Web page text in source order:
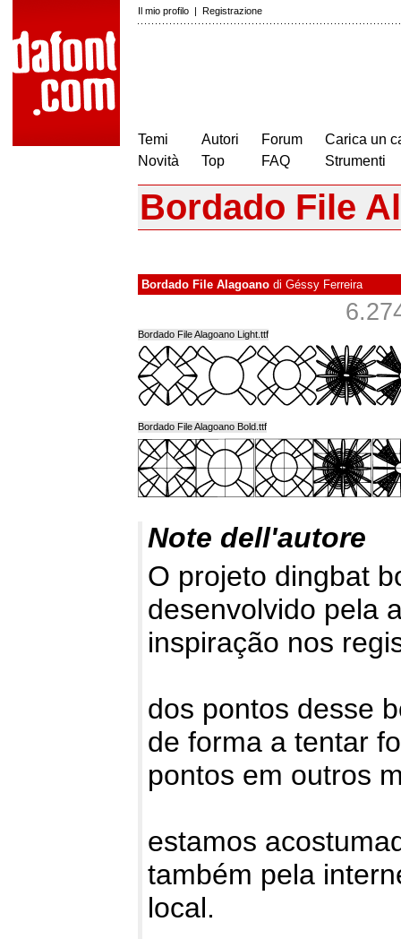
Il mio profilo | Registrazione
Temi
Novità
Autori
Top
Forum
FAQ
Carica un
Strumenti
Bordado File
Bordado File Alagoano di Géssy Ferreira
Bordado File Alagoano Light.ttf
Bordado File Alagoano Bold.ttf
Note dell'autore
O projeto dingbat
desenvolvido pela
inspiração nos
dos pontos desse
de forma a tentar
pontos em outros
estamos
também pela
local.